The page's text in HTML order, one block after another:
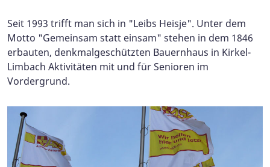
Seit 1993 trifft man sich in "Leibs Heisje". Unter dem
Motto "Gemeinsam statt einsam" stehen in dem 1846
erbauten, denkmalgeschützten Bauernhaus in Kirkel-
Limbach Aktivitäten mit und für Senioren im
Vordergrund.